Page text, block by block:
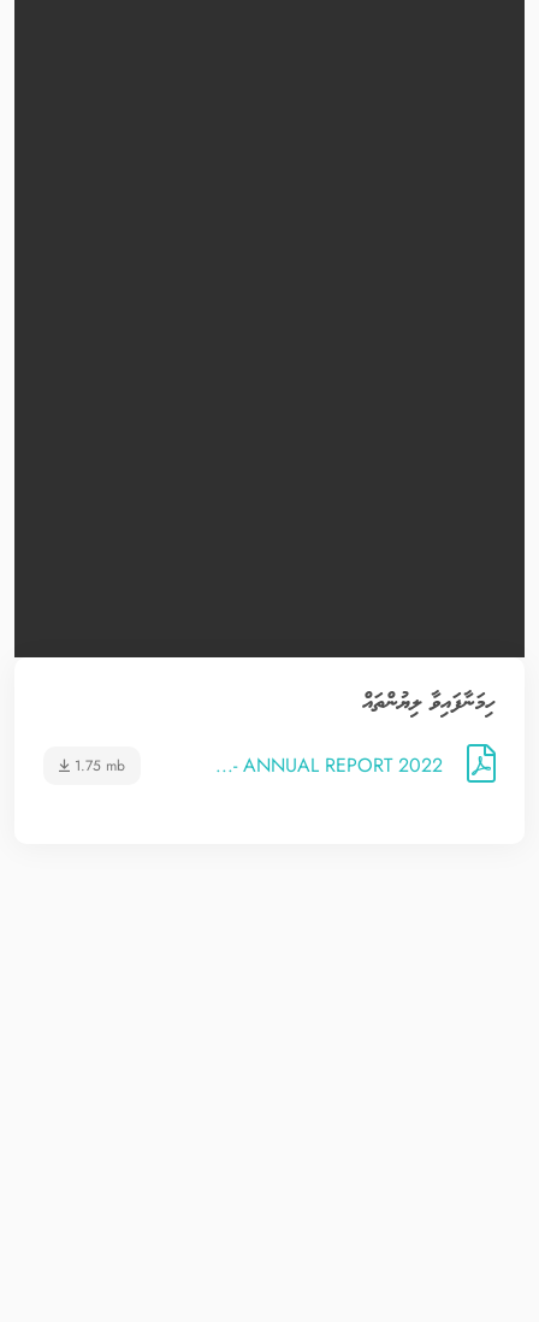
ހިމަނާފައިވާ ލިޔުންތައް
ANNUAL REPORT 2022 -...
1.75 mb